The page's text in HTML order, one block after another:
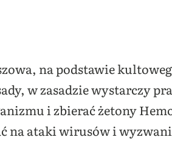
na podstawie
w zasadzie wystarczy
i zbierać żetony
na ataki wirusów i